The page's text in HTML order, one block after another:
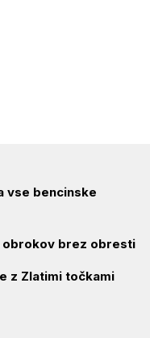
vse bencinske
obrokov brez obresti
z Zlatimi točkami